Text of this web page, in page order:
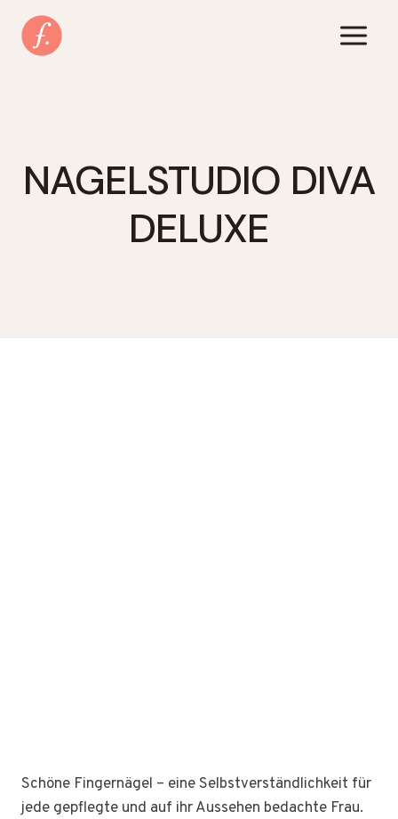
Inhalt
springen
NAGELSTUDIO DIVA
DELUXE
Schöne Fingernägel – eine Selbstverständlichkeit für
jede gepflegte und auf ihr Aussehen bedachte Frau.